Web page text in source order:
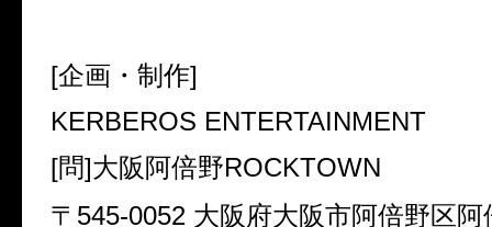
[企画・制作]
KERBEROS ENTERTAINMENT
[問]大阪阿倍野ROCKTOWN
〒545-0052 大阪府大阪市阿倍野区